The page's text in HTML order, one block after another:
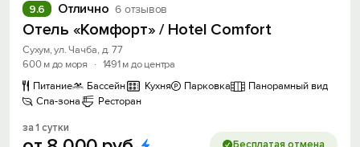
Отлично 6 отзывов
9.6
Отель «Комфорт» / Hotel Comfort
Сухум, ул. Чачба, д. 77
600 м до моря
· 1491 м до центра
Питание
Бассейн Кухня Парковка
Панорамный вид
Спа-зона
Ресторан
за 1 сутки